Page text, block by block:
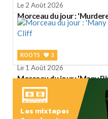
Le 2 Août 2026
Morceau du jour :
ROOTS 3
Le 1 Août 2026
Morceau du jour : 'Many
Les mixtapes